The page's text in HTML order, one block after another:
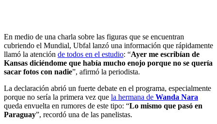
En medio de una charla sobre las figuras que se encuentran
cubriendo el Mundial, Ubfal lanzó una información que rápidamente
llamó la atención de todos en el estudio: “Ayer me escribían de
Kansas diciéndome que había mucho enojo porque no se quería
sacar fotos con nadie”, afirmó la periodista.
La declaración abrió un fuerte debate en el programa, especialmente
porque no sería la primera vez que la hermana de Wanda Nara
queda envuelta en rumores de este tipo: “Lo mismo que pasó en
Paraguay”, recordó una de las panelistas.